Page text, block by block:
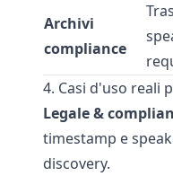
Archivi
compliance
4. Casi d'uso reali
Legale &
timestamp e
discovery.